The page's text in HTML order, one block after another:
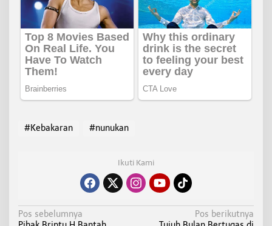
#Kebakaran #nunukan
Ikuti Kami
N
Pos sebelumnya
Pos berikutnya